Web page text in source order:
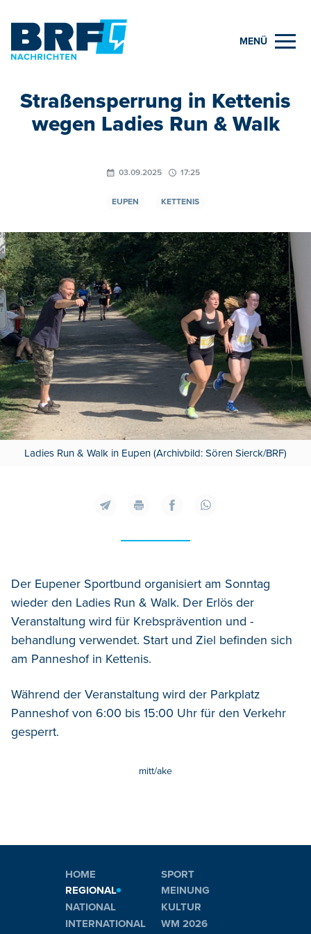
MENÜ
Straßensperrung in Kettenis
wegen Ladies Run & Walk
03.09.2025 17:25
EUPEN KETTENIS
Ladies Run & Walk in Eupen (Archivbild: Sören Sierck/BRF)
Der Eupener Sportbund organisiert am Sonntag
wieder den Ladies Run & Walk. Der Erlös der
Veranstaltung wird für Krebsprävention und -
behandlung verwendet. Start und Ziel befinden sich
am Panneshof in Kettenis.
Während der Veranstaltung wird der Parkplatz
Panneshof von 6:00 bis 15:00 Uhr für den Verkehr
gesperrt.
mitt/ake
HOME
REGIONAL
NATIONAL
INTERNATIONAL
SPORT
MEINUNG
KULTUR
WM 2026